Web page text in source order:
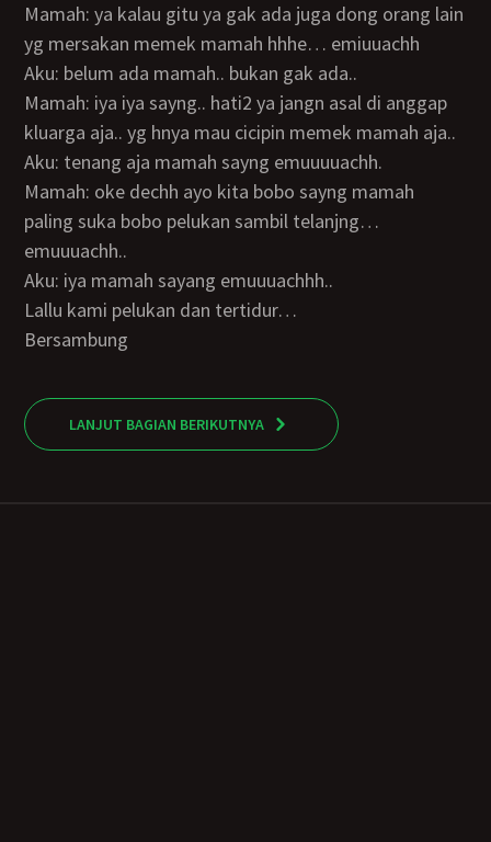
Mamah: ya kalau gitu ya gak ada juga dong orang lain
yg mersakan memek mamah hhhe… emiuuachh
Aku: belum ada mamah.. bukan gak ada..
Mamah: iya iya sayng.. hati2 ya jangn asal di anggap
kluarga aja.. yg hnya mau cicipin memek mamah aja..
Aku: tenang aja mamah sayng emuuuuachh.
Mamah: oke dechh ayo kita bobo sayng mamah
paling suka bobo pelukan sambil telanjng…
emuuuachh..
Aku: iya mamah sayang emuuuachhh..
Lallu kami pelukan dan tertidur…
Bersambung
LANJUT BAGIAN BERIKUTNYA